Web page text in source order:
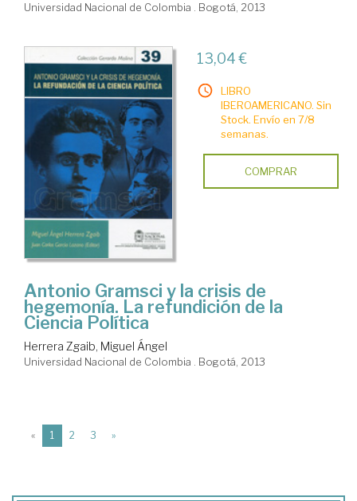
Universidad Nacional de Colombia . Bogotá, 2013
13,04 €
LIBRO
IBEROAMERICANO. Sin
Stock. Envío en 7/8
semanas.
COMPRAR
Antonio Gramsci y la crisis de
hegemonía. La refundición de la
Ciencia Política
Herrera Zgaib, Miguel Ángel
Universidad Nacional de Colombia . Bogotá, 2013
« 1 (current)
2 3 »